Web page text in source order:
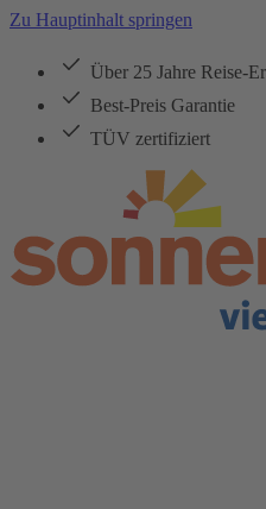
Zu Hauptinhalt springen
Über 25 Jahre Reise-
Best-Preis Garantie
TÜV zertifiziert